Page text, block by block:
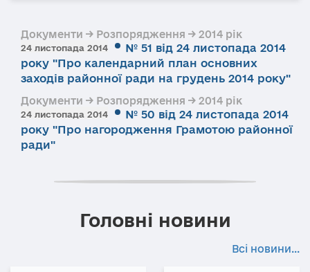
Документи → Розпорядження → 2014 рік
24 листопада 2014
№ 51 від 24 листопада 2014
року "Про календарний план основних
заходів районної ради на грудень 2014 року"
Документи → Розпорядження → 2014 рік
24 листопада 2014
№ 50 від 24 листопада 2014
року "Про нагородження Грамотою районної
ради"
Головні новини
Всі новини...